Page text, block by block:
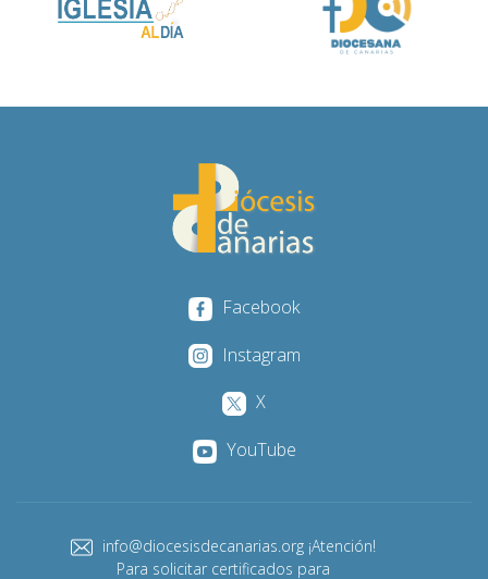
Facebook
Instagram
X
YouTube
info@diocesisdecanarias.org ¡Atención!
Para solicitar certificados para